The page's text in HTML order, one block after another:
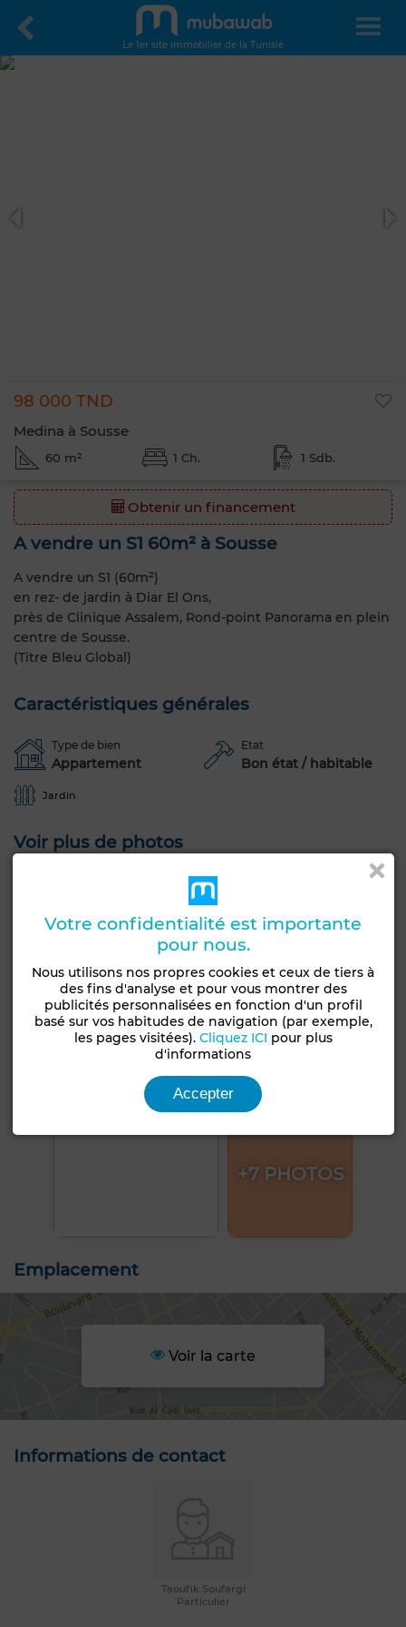
Le 1er site immobilier de la Tunisie
98 000 TND
Medina à Sousse
60 m² 1 Ch. 1 Sdb.
Obtenir un financement
A vendre un S1 60m² à Sousse
A vendre un S1 (60m²)
en rez- de jardin à Diar El Ons,
près de Clinique Assalem, Rond-point Panorama en plein
centre de Sousse.
(Titre Bleu Global)
Caractéristiques générales
Type de bien
Appartement
Etat
Bon état / habitable
Jardin
Voir plus de photos
+7 PHOTOS
Emplacement
Voir la carte
Informations de contact
Taoufik Soufargi
Particulier
Votre confidentialité est importante
pour nous.
Nous utilisons nos propres cookies et ceux de tiers à
des fins d'analyse et pour vous montrer des
publicités personnalisées en fonction d'un profil
basé sur vos habitudes de navigation (par exemple,
les pages visitées). Cliquez ICI pour plus
d'informations
Accepter